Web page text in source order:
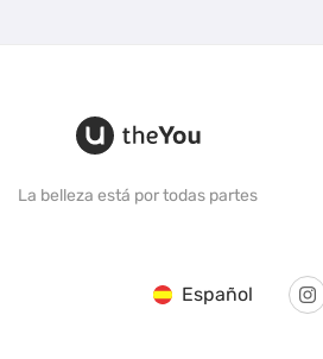
La belleza está por todas partes
Español